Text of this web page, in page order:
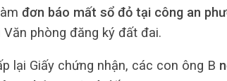
đơn báo mất sổ đỏ tại công an
phòng đăng ký đất đai.
lại Giấy chứng nhận, các con ông B